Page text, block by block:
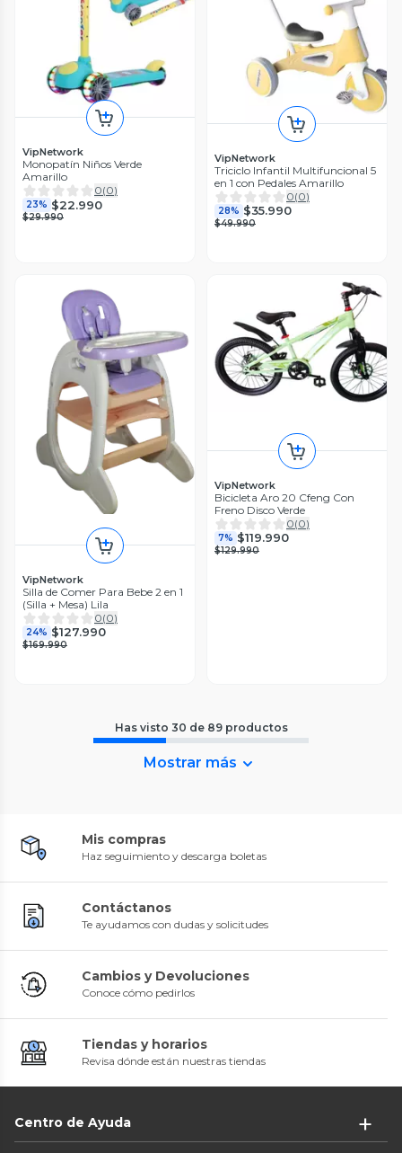
VipNetwork
Monopatín Niños Verde
Amarillo
0(0)
23% $22.990
$29.990
VipNetwork
Triciclo Infantil Multifuncional 5
en 1 con Pedales Amarillo
0(0)
28% $35.990
$49.990
VipNetwork
Silla de Comer Para Bebe 2 en 1
(Silla + Mesa) Lila
0(0)
24% $127.990
$169.990
VipNetwork
Bicicleta Aro 20 Cfeng Con
Freno Disco Verde
0(0)
7% $119.990
$129.990
Has visto 30 de 89 productos
Mostrar más
Mis compras
Haz seguimiento y descarga boletas
Contáctanos
Te ayudamos con dudas y solicitudes
Cambios y Devoluciones
Conoce cómo pedirlos
Tiendas y horarios
Revisa dónde están nuestras tiendas
Centro de Ayuda